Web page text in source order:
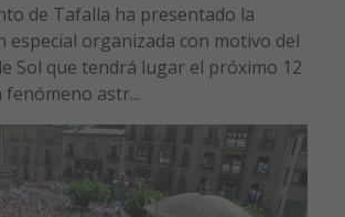
de Tafalla ha presentado la
especial organizada con motivo del
Sol que tendrá lugar el próximo 12
astr...